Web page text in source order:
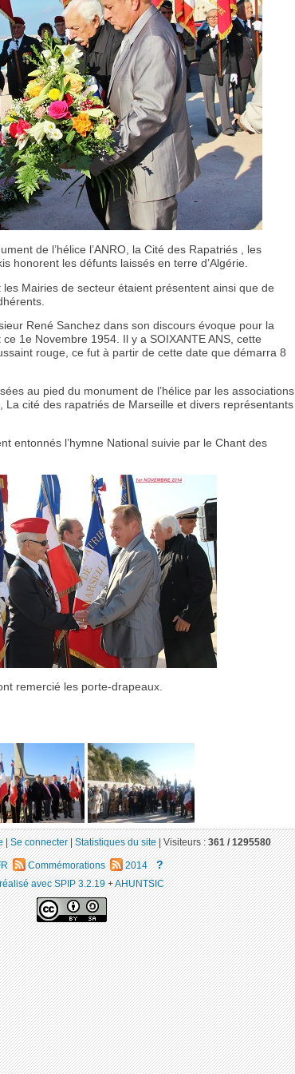
de l’hélice l’ANRO, la Cité des Rapatriés , les
honorent les défunts laissés en terre d’Algérie.
Mairies de secteur étaient présentent ainsi que de
René Sanchez dans son discours évoque pour la
1e Novembre 1954. Il y a SOIXANTE ANS, cette
rouge, ce fut à partir de cette date que démarra 8
au pied du monument de l’hélice par les associations
La cité des rapatriés de Marseille et divers représentants
entonnés l’hymne National suivie par le Chant des
remercié les porte-drapeaux.
|Se connecter|Statistiques du site|Visiteurs :361 / 1295580
Commémorations 2014 ?
avec SPIP 3.2.19+AHUNTSIC